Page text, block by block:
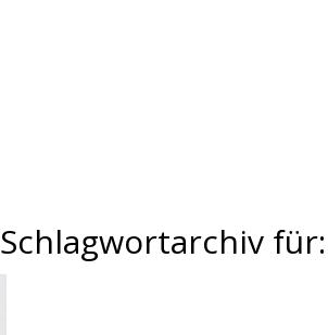
Schlagwortarchiv für: